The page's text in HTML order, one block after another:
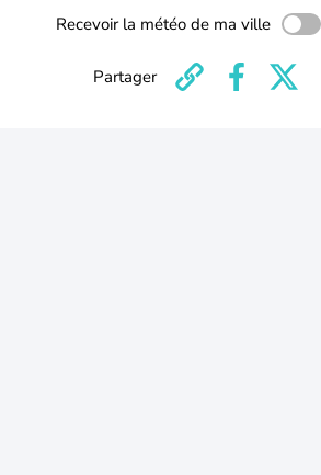
Recevoir la météo de ma ville
Partager